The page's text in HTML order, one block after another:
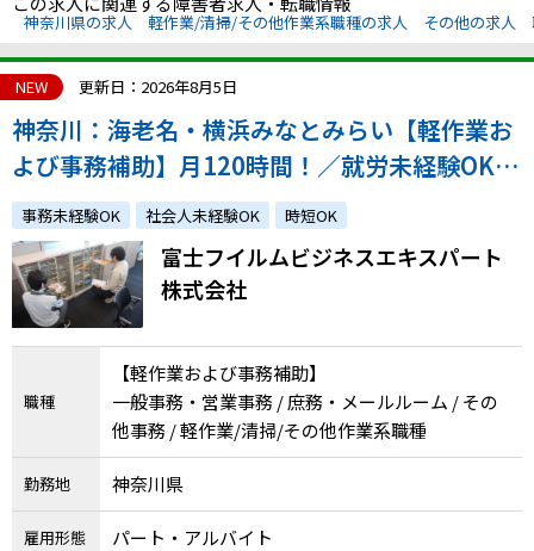
神奈川県の求人 軽作業/清掃/その他作業系職種の求人 その他の求人
NEW 更新日：2026年8月5日
神奈川：海老名・横浜みなとみらい【軽作業お
よび事務補助】月120時間！／就労未経験OK／
安心のサポート体制！／週休二日制／昇給・賞
与あり／雇用実績多数！
事務未経験OK 社会人未経験OK 時短OK
富士フイルムビジネスエキスパート
株式会社
職種
【軽作業および事務補助】
一般事務・営業事務 / 庶務・メールルーム / その
他事務 / 軽作業/清掃/その他作業系職種
勤務地 神奈川県
雇用形態 パート・アルバイト